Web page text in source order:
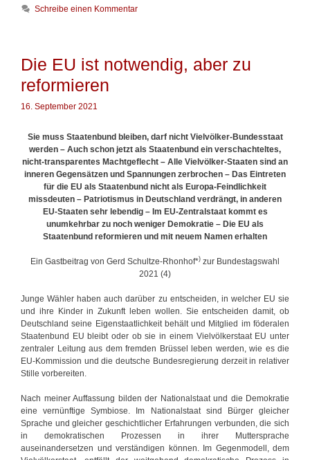
s
c
h
i
g
e
n
z
u
r
S
c
u
e
n
f
a
l
l
g
e
n
c
g
w
ö
r
t
Schreibe einen Kommentar
Die EU ist notwendig, aber zu
reformieren
16. September 2021
Sie muss Staatenbund bleiben, darf nicht Vielvölker-Bundesstaat
werden – Auch schon jetzt als Staatenbund ein verschachteltes,
nicht-transparentes Machtgeflecht – Alle Vielvölker-Staaten sind an
inneren Gegensätzen und Spannungen zerbrochen – Das Eintreten
für die EU als Staatenbund nicht als Europa-Feindlichkeit
missdeuten – Patriotismus in Deutschland verdrängt, in anderen
EU-Staaten sehr lebendig – Im EU-Zentralstaat kommt es
unumkehrbar zu noch weniger Demokratie – Die EU als
Staatenbund reformieren und mit neuem Namen erhalten
Ein Gastbeitrag von Gerd Schultze-Rhonhof*) zur Bundestagswahl
2021 (4)
Junge Wähler haben auch darüber zu entscheiden, in welcher EU sie
und ihre Kinder in Zukunft leben wollen. Sie entscheiden damit, ob
Deutschland seine Eigenstaatlichkeit behält und Mitglied im föderalen
Staatenbund EU bleibt oder ob sie in einem Vielvölkerstaat EU unter
zentraler Leitung aus dem fremden Brüssel leben werden, wie es die
EU-Kommission und die deutsche Bundesregierung derzeit in relativer
Stille vorbereiten.
Nach meiner Auffassung bilden der Nationalstaat und die Demokratie
eine vernünftige Symbiose. Im Nationalstaat sind Bürger gleicher
Sprache und gleicher geschichtlicher Erfahrungen verbunden, die sich
in demokratischen Prozessen in ihrer Muttersprache
auseinandersetzen und verständigen können. Im Gegenmodell, dem